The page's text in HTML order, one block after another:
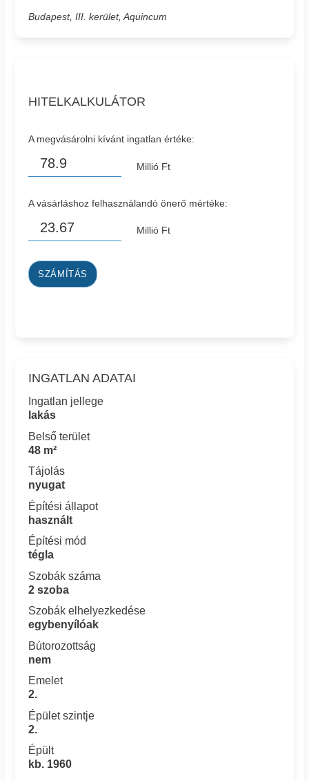
Budapest, III. kerület, Aquincum
HITELKALKULÁTOR
A megvásárolni kívánt ingatlan értéke:
Millió Ft
A vásárláshoz felhasználandó önerő mértéke:
Millió Ft
SZÁMÍTÁS
INGATLAN ADATAI
Ingatlan jellege
lakás
Belső terület
48 m²
Tájolás
nyugat
Építési állapot
használt
Építési mód
tégla
Szobák száma
2 szoba
Szobák elhelyezkedése
egybenyílóak
Bútorozottság
nem
Emelet
2.
Épület szintje
2.
Épült
kb. 1960